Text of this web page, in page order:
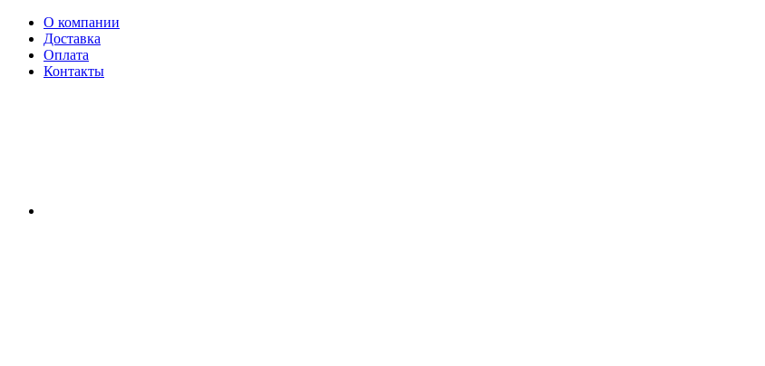
О компании
Доставка
Оплата
Контакты